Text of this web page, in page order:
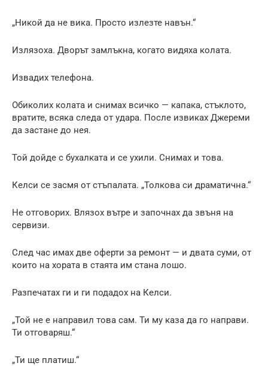
„Никой да не вика. Просто излезте навън.“
Излязоха. Дворът замлъкна, когато видяха колата.
Извадих телефона.
Обиколих колата и снимах всичко — капака, стъклото,
вратите, всяка следа от удара. После извиках Джереми
да застане до нея.
Той дойде с бухалката и се ухили. Снимах и това.
Келси се засмя от стъпалата. „Толкова си драматична.“
Не отговорих. Влязох вътре и започнах да звъня на
сервизи.
След час имах две оферти за ремонт — и двата суми, от
които на хората в стаята им стана лошо.
Разпечатах ги и ги подадох на Келси.
„Той не е направил това сам. Ти му каза да го направи.
Ти отговаряш.“
„Ти ще платиш.“